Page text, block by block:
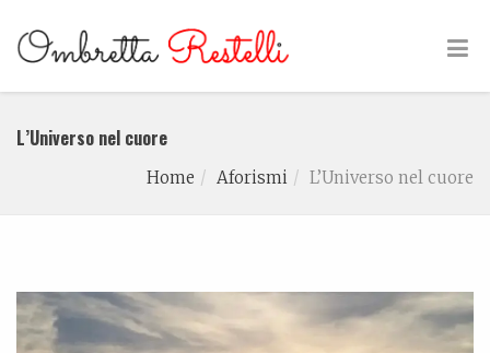
L’Universo nel cuore
Home Aforismi L’Universo nel cuore